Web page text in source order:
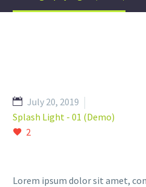
July 20, 2019
Splash Light - 01 (Demo)
2
Lorem ipsum dolor sit amet,